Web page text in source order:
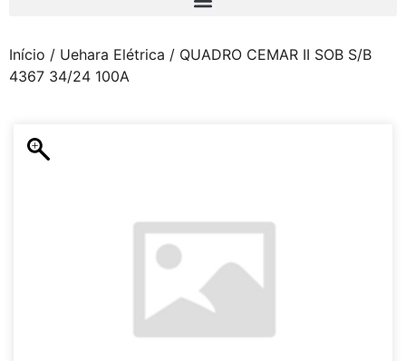
Início / Uehara Elétrica / QUADRO CEMAR II SOB S/B
4367 34/24 100A